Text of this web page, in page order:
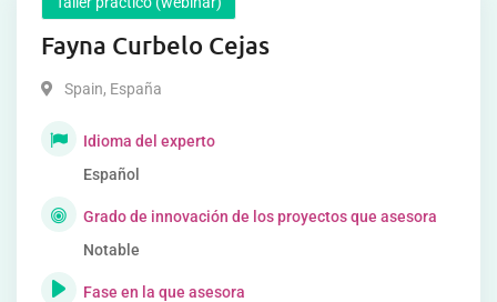
Fayna Curbelo Cejas
Spain, España
Idioma del experto
Español
Grado de innovación de los proyectos que asesora
Notable
Fase en la que asesora